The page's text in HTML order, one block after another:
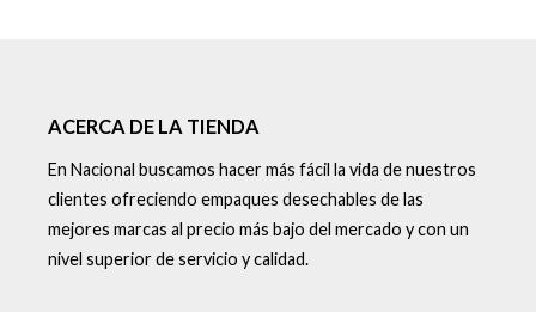
ACERCA DE LA TIENDA
En Nacional buscamos hacer más fácil la vida de nuestros
clientes ofreciendo empaques desechables de las
mejores marcas al precio más bajo del mercado y con un
nivel superior de servicio y calidad.